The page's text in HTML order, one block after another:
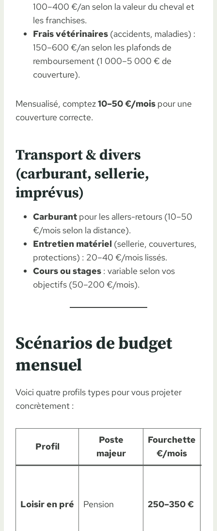
100–400 €/an selon la valeur du cheval et
les franchises.
Frais vétérinaires (accidents, maladies) :
150–600 €/an selon les plafonds de
remboursement (1 000–5 000 € de
couverture).
Mensualisé, comptez10–50 €/mois pour une
couverture correcte.
Transport & divers
(carburant, sellerie,
imprévus)
Carburant pour les allers-retours (10–50
€/mois selon la distance).
Entretien matériel (sellerie, couvertures,
protections) : 20–40 €/mois lissés.
Cours ou stages : variable selon vos
objectifs (50–200 €/mois).
Scénarios de budget
mensuel
Voici quatre profils types pour vous projeter
concrètement :
Profil
Poste
majeur
Fourchette
€/mois
Loisir en pré Pension 250–350 €